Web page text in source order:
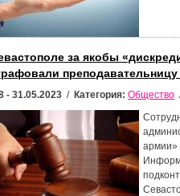
за якобы
- 31.05.2023 / Категория: Общество
армии»